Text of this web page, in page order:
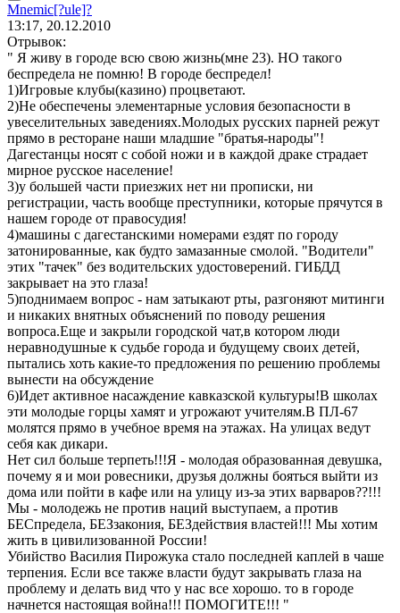
Mnemic[?ule]?
13:17, 20.12.2010
Отрывок:
" Я живу в городе всю свою жизнь(мне 23). НО такого
беспредела не помню! В городе беспредел!
1)Игровые клубы(казино) процветают.
2)Не обеспечены элементарные условия безопасности в
увеселительных заведениях.Молодых русских парней режут
прямо в ресторане наши младшие "братья-народы"!
Дагестанцы носят с собой ножи и в каждой драке страдает
мирное русское население!
3)у большей части приезжих нет ни прописки, ни
регистрации, часть вообще преступники, которые прячутся в
нашем городе от правосудия!
4)машины с дагестанскими номерами ездят по городу
затонированные, как будто замазанные смолой. "Водители"
этих "тачек" без водительских удостоверений. ГИБДД
закрывает на это глаза!
5)поднимаем вопрос - нам затыкают рты, разгоняют митинги
и никаких внятных объяснений по поводу решения
вопроса.Еще и закрыли городской чат,в котором люди
неравнодушные к судьбе города и будущему своих детей,
пытались хоть какие-то предложения по решению проблемы
вынести на обсуждение
6)Идет активное насаждение кавказской культуры!В школах
эти молодые горцы хамят и угрожают учителям.В ПЛ-67
молятся прямо в учебное время на этажах. На улицах ведут
себя как дикари.
Нет сил больше терпеть!!!Я - молодая образованная девушка,
почему я и мои ровесники, друзья должны бояться выйти из
дома или пойти в кафе или на улицу из-за этих варваров??!!!
Мы - молодежь не против наций выступаем, а против
БЕСпредела, БЕЗзакония, БЕЗдействия властей!!! Мы хотим
жить в цивилизованной России!
Убийство Василия Пирожука стало последней каплей в чаше
терпения. Если все также власти будут закрывать глаза на
проблему и делать вид что у нас все хорошо. то в городе
начнется настоящая война!!! ПОМОГИТЕ!!! "